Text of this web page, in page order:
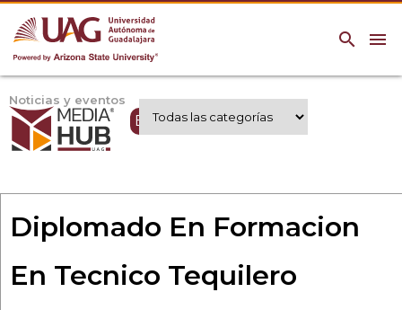
menu
search
Noticias y eventos
Expertos UAG
Diplomado En Formacion
En Tecnico Tequilero